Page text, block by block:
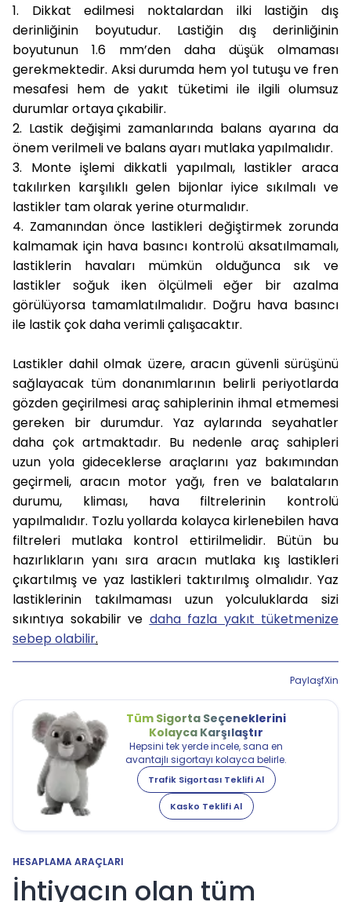
1. Dikkat edilmesi noktalardan ilki lastiğin dış
derinliğinin boyutudur. Lastiğin dış derinliğinin
boyutunun 1.6 mm’den daha düşük olmaması
gerekmektedir. Aksi durumda hem yol tutuşu ve fren
mesafesi hem de yakıt tüketimi ile ilgili olumsuz
durumlar ortaya çıkabilir.
2. Lastik değişimi zamanlarında balans ayarına da
önem verilmeli ve balans ayarı mutlaka yapılmalıdır.
3. Monte işlemi dikkatli yapılmalı, lastikler araca
takılırken karşılıklı gelen bijonlar iyice sıkılmalı ve
lastikler tam olarak yerine oturmalıdır.
4. Zamanından önce lastikleri değiştirmek zorunda
kalmamak için hava basıncı kontrolü aksatılmamalı,
lastiklerin havaları mümkün olduğunca sık ve
lastikler soğuk iken ölçülmeli eğer bir azalma
görülüyorsa tamamlatılmalıdır. Doğru hava basıncı
ile lastik çok daha verimli çalışacaktır.
Lastikler dahil olmak üzere, aracın güvenli sürüşünü
sağlayacak tüm donanımlarının belirli periyotlarda
gözden geçirilmesi araç sahiplerinin ihmal etmemesi
gereken bir durumdur. Yaz aylarında seyahatler
daha çok artmaktadır. Bu nedenle araç sahipleri
uzun yola gideceklerse araçlarını yaz bakımından
geçirmeli, aracın motor yağı, fren ve balataların
durumu, kliması, hava filtrelerinin kontrolü
yapılmalıdır. Tozlu yollarda kolayca kirlenebilen hava
filtreleri mutlaka kontrol ettirilmelidir. Bütün bu
hazırlıkların yanı sıra aracın mutlaka kış lastikleri
çıkartılmış ve yaz lastikleri taktırılmış olmalıdır. Yaz
lastiklerinin takılmaması uzun yolculuklarda sizi
sıkıntıya sokabilir ve daha fazla yakıt tüketmenize
sebep olabilir.
PaylaşfXin
Tüm Sigorta Seçeneklerini
Kolayca Karşılaştır
Hepsini tek yerde incele, sana en
avantajlı sigortayı kolayca belirle.
Trafik Sigortası Teklifi Al
Kasko Teklifi Al
HESAPLAMA ARAÇLARI
İhtiyacın olan tüm